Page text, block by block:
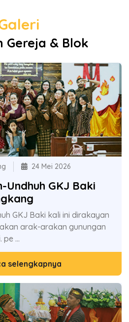
Gereja & Blok
24 Mei 2026
Undhuh GKJ Baki
GKJ Baki kali ini dirakayan
arak-arakan gunungan
...
selengkapnya